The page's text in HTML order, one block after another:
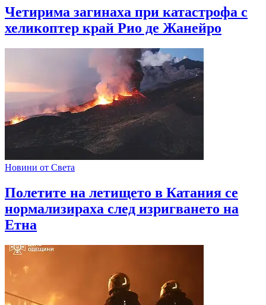
Четирима загинаха при катастрофа с
хеликоптер край Рио де Жанейро
Новини от Света
Полетите на летището в Катания се
нормализираха след изригването на
Етна